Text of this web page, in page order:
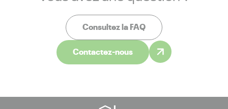
Consultez la FAQ
Contactez-nous